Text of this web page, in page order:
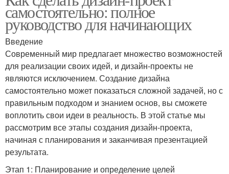
самостоятельно: полное
руководство для начинающих
Введение
Современный мир предлагает множество возможностей
для реализации своих идей, и дизайн-проекты не
являются исключением. Создание дизайна
самостоятельно может показаться сложной задачей, но с
правильным подходом и знанием основ, вы сможете
воплотить свои идеи в реальность. В этой статье мы
рассмотрим все этапы создания дизайн-проекта,
начиная с планирования и заканчивая презентацией
результата.
Этап 1: Планирование и определение целей